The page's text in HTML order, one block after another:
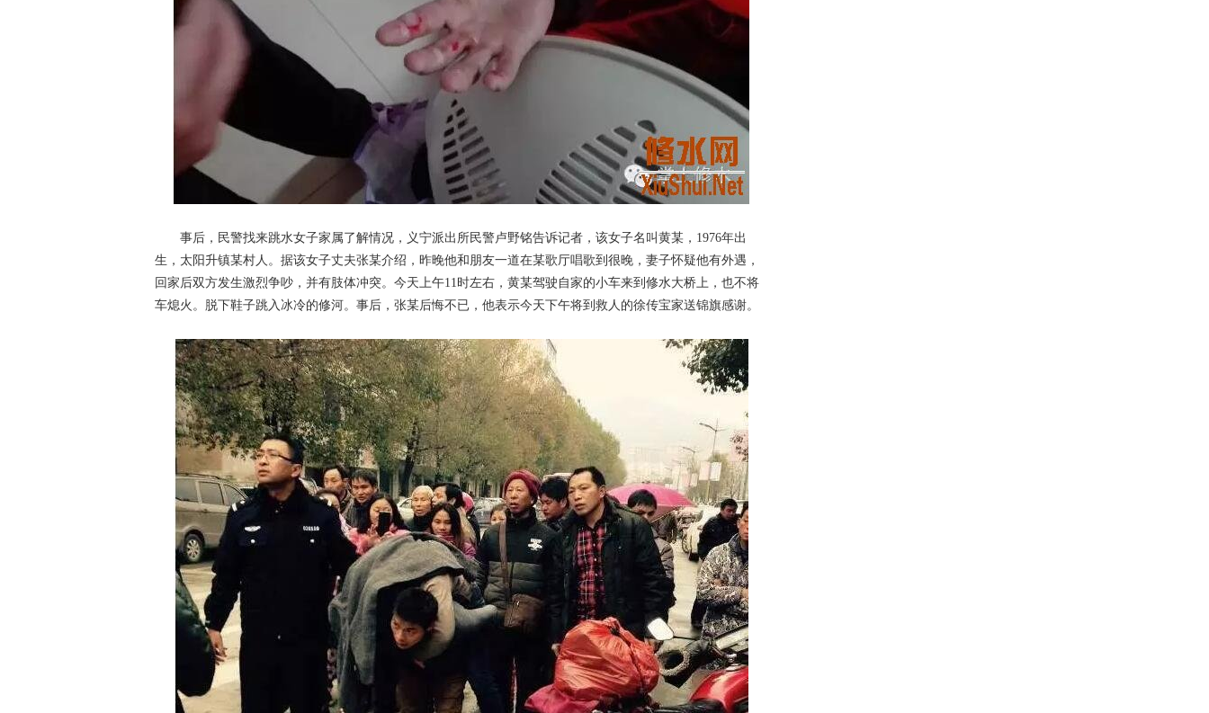
事后，民警找来跳水女子家属了解情况，义宁派出所民警卢野铭告诉记者，该女子名叫黄某，1976年出
生，太阳升镇某村人。据该女子丈夫张某介绍，昨晚他和朋友一道在某歌厅唱歌到很晚，妻子怀疑他有外遇，
回家后双方发生激烈争吵，并有肢体冲突。今天上午11时左右，黄某驾驶自家的小车来到修水大桥上，也不将
车熄火。脱下鞋子跳入冰冷的修河。事后，张某后悔不已，他表示今天下午将到救人的徐传宝家送锦旗感谢。